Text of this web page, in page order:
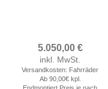
5.050,00€
inkl. MwSt.
Versandkosten: Fahrräder
Ab 90,00€ kpl.